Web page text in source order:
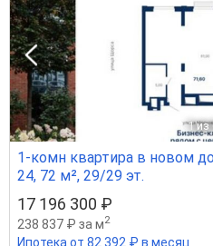
1 из
1-комн квартира в новом
24, 72 м², 29/29 эт.
17 196 300 ₽
238 837 ₽ за м2
Ипотека от 82 392 ₽ в месяц